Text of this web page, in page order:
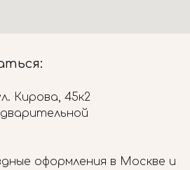
Кирова, 45к2
оформления в Москве и